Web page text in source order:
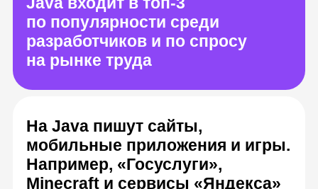
вместе с опытом
от 3 000 BYN
мобильные приложения и игры.
Например, «Госуслуги»,
Minecraft и сервисы «Яндекса»